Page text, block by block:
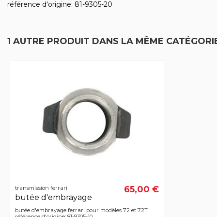
référence d'origine: 81-9305-20
1 AUTRE PRODUIT DANS LA MÊME
transmission ferrari
butée d'embrayage
65,00 €
butée d'embrayage ferrari pour modèles 72 et 72T